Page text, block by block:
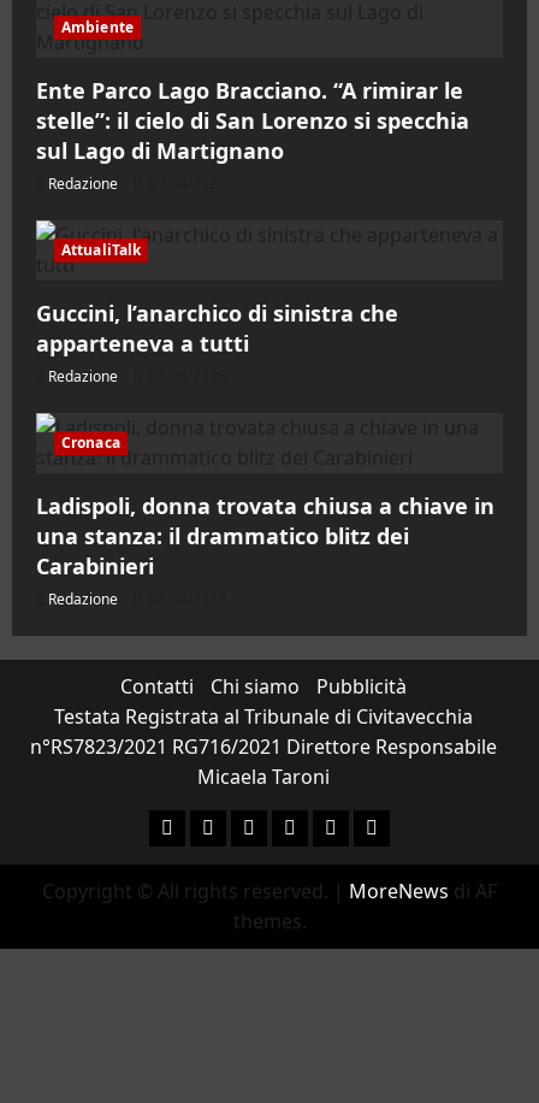
Ambiente
Ente Parco Lago Bracciano. “A rimirar le
stelle”: il cielo di San Lorenzo si specchia
sul Lago di Martignano
Redazione
AttualiTalk
Guccini, l’anarchico di sinistra che
apparteneva a tutti
Redazione
Cronaca
Ladispoli, donna trovata chiusa a chiave in
una stanza: il drammatico blitz dei
Carabinieri
Redazione
Contatti Chi siamo
Pubblicità
Testata Registrata al Tribunale di Civitavecchia
n°RS7823/2021 RG716/2021 Direttore Responsabile
Micaela Taroni
FacebookInstagram
YouTubeTwitterEmailEnte
Parco
Naturale
Copyright © All rights reserved. | MoreNews di AF
themes.